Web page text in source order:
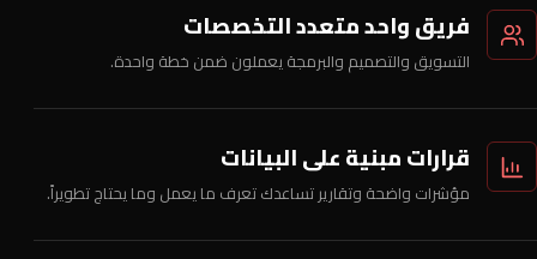
فريق واحد متعدد التخصصات
التسويق والتصميم والبرمجة يعملون ضمن خطة واحدة.
قرارات مبنية على البيانات
مؤشرات واضحة وتقارير تساعدك تعرف ما يعمل وما يحتاج تطويراً.